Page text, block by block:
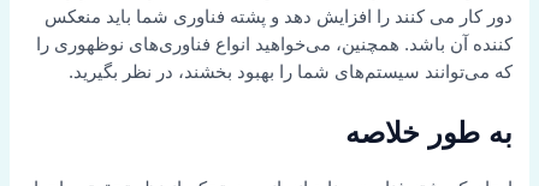
دور کار می کنند را افزایش دهد و پشته فناوری شما باید منعکس
کننده آن باشد. همچنین، می‌خواهید انواع فناوری‌های نوظهوری را
که می‌توانند سیستم‌های شما را بهبود بخشند، در نظر بگیرید.
به طور خلاصه